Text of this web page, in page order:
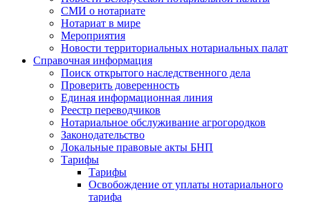
СМИ о нотариате
Нотариат в мире
Мероприятия
Новости территориальных нотариальных палат
Справочная информация
Поиск открытого наследственного дела
Проверить доверенность
Единая информационная линия
Реестр переводчиков
Нотариальное обслуживание агрогородков
Законодательство
Локальные правовые акты БНП
Тарифы
Тарифы
Освобождение от уплаты нотариального
тарифа